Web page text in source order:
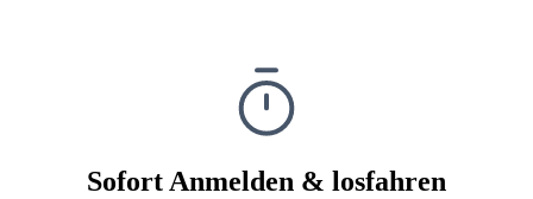
Sofort Anmelden & losfahren